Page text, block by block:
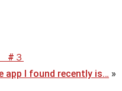
#３
app I found recently is… »